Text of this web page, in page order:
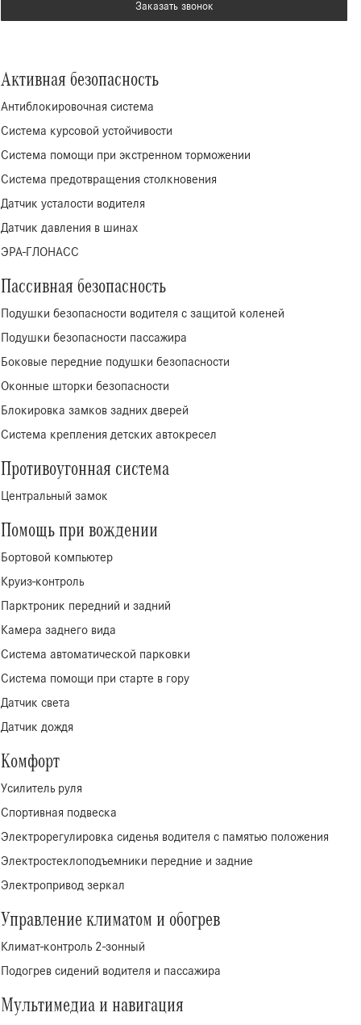
Заказать звонок
Активная безопасность
Антиблокировочная система
Система курсовой устойчивости
Система помощи при экстренном торможении
Система предотвращения столкновения
Датчик усталости водителя
Датчик давления в шинах
ЭРА-ГЛОНАСС
Пассивная безопасность
Подушки безопасности водителя с защитой коленей
Подушки безопасности пассажира
Боковые передние подушки безопасности
Оконные шторки безопасности
Блокировка замков задних дверей
Система крепления детских автокресел
Противоугонная система
Центральный замок
Помощь при вождении
Бортовой компьютер
Круиз-контроль
Парктроник передний и задний
Камера заднего вида
Система автоматической парковки
Система помощи при старте в гору
Датчик света
Датчик дождя
Комфорт
Усилитель руля
Спортивная подвеска
Электрорегулировка сиденья водителя с памятью положения
Электростеклоподъемники передние и задние
Электропривод зеркал
Управление климатом и обогрев
Климат-контроль 2-зонный
Подогрев сидений водителя и пассажира
Мультимедиа и навигация